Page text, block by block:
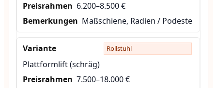
6.200–8.500 €
Maßschiene, Radien / Podeste
Rollstuhl
Plattformlift (schräg)
7.500–18.000 €